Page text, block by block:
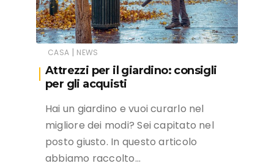
CASA | NEWS
Attrezzi per il giardino: consigli
per gli acquisti
Hai un giardino e vuoi curarlo nel
migliore dei modi? Sei capitato nel
posto giusto. In questo articolo
abbiamo raccolto…